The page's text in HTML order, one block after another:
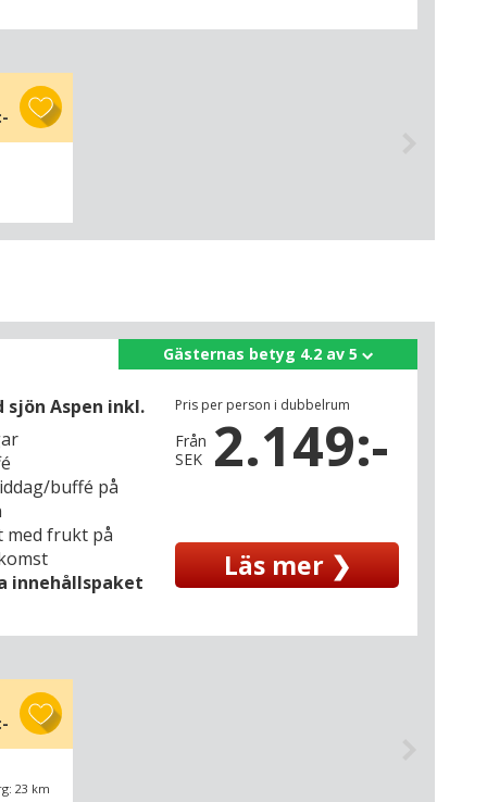
Aspen inkl.
buffé på
med frukt på
innehållspaket
Pris per person i dubbelrum
Från
SEK
2.149:-
Läs mer ❯
Gästernas betyg 4.2 av 5
23 km